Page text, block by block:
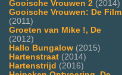
Gooische Vrouwen 2 (2014)
Gooische Vrouwen: De Film
(2011)
Groeten van Mike !, De
(2012)
Hallo Bungalow (2015)
Hartenstraat (2014)
Hartenstrijd (2016)